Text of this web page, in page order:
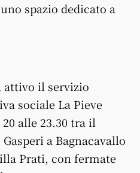
spazio dedicato a
attivo il servizio
sociale La Pieve
alle 23.30 tra il
a Bagnacavallo
Prati, con fermate